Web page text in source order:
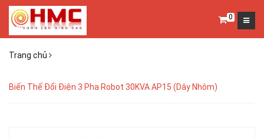
0
Trang chủ
Biến Thế Đổi Điện 3 Pha Robot 30KVA AP15 (Dây Nhôm)